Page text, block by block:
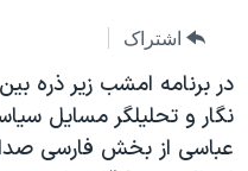
جهش
جستجوویژه برنامه‌ها
ویدیوها
۲۵۰سالگی آمریکا
بایگانی برنامه‌های تلویزیونی
فرکانس‌های صدای آمریکا
یادگیری زبان انگلیسی
اشتراک
در برنامه امشب زير ذره
نگار و تحليلگر مسايل
عباسی از بخش فارسی